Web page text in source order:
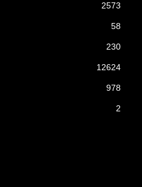
2573
58
230
12624
978
2